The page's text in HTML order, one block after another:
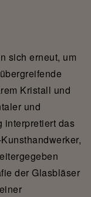
sich erneut, um
Kristall und
und
interpretiert das
der Glasbläser